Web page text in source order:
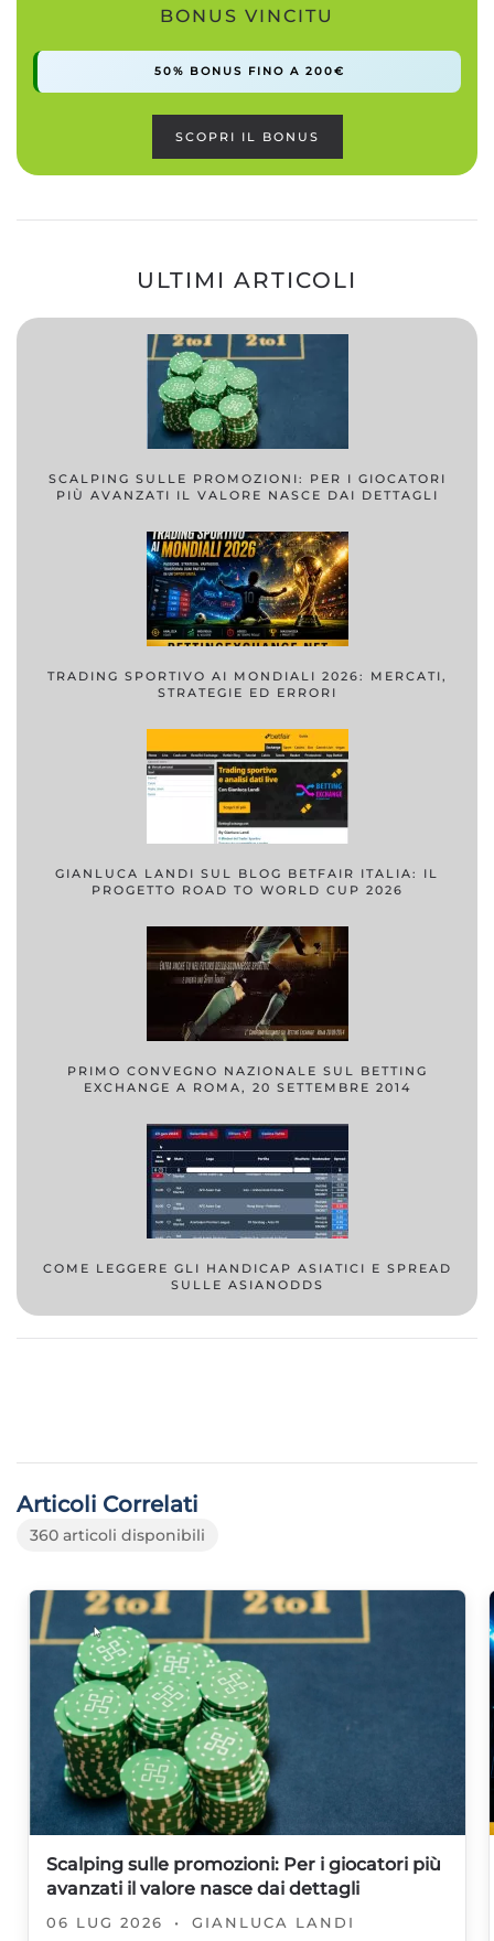
BONUS VINCITU
50% BONUS FINO A 200€
SCOPRI IL BONUS
ULTIMI ARTICOLI
SCALPING SULLE PROMOZIONI: PER I GIOCATORI
PIÙ AVANZATI IL VALORE NASCE DAI DETTAGLI
TRADING SPORTIVO AI MONDIALI 2026: MERCATI,
STRATEGIE ED ERRORI
GIANLUCA LANDI SUL BLOG BETFAIR ITALIA: IL
PROGETTO ROAD TO WORLD CUP 2026
PRIMO CONVEGNO NAZIONALE SUL BETTING
EXCHANGE A ROMA, 20 SETTEMBRE 2014
COME LEGGERE GLI HANDICAP ASIATICI E SPREAD
SULLE ASIANODDS
Articoli Correlati
360 articoli disponibili
Scalping sulle promozioni: Per i giocatori più
avanzati il valore nasce dai dettagli
06 LUG 2026 • GIANLUCA LANDI